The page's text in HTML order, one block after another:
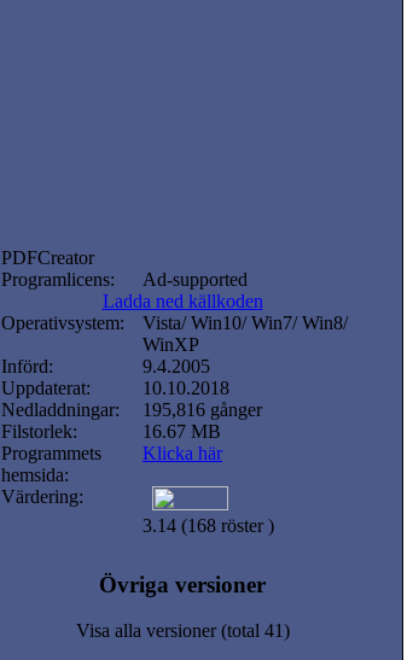
PDFCreator
Programlicens:
Ad-supported
Ladda ned källkoden
Operativsystem:
Vista/ Win10/ Win7/ Win8/
WinXP
Införd:
9.4.2005
Uppdaterat:
10.10.2018
Nedladdningar:
195,816 gånger
Filstorlek:
16.67 MB
Programmets
hemsida:
Klicka här
Värdering:
3.14 (168 röster )
Övriga versioner
Visa alla versioner (total 41)